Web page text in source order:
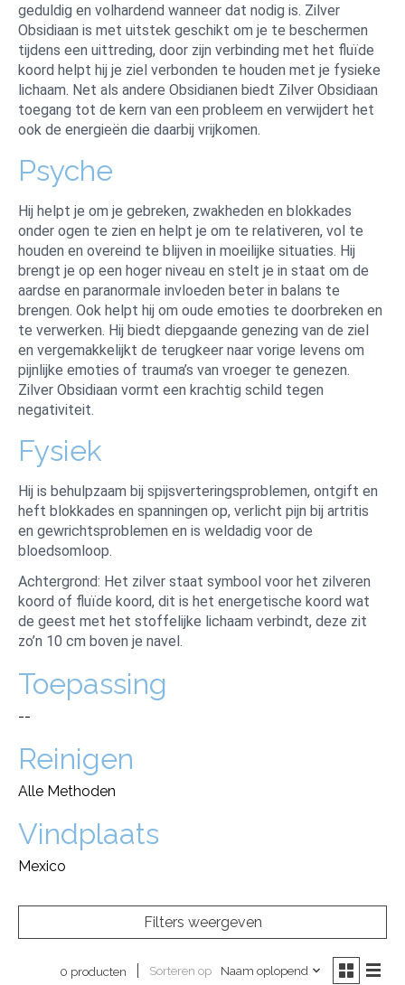
geduldig en volhardend wanneer dat nodig is. Zilver
Obsidiaan is met uitstek geschikt om je te beschermen
tijdens een uittreding, door zijn verbinding met het fluïde
koord helpt hij je ziel verbonden te houden met je fysieke
lichaam. Net als andere Obsidianen biedt Zilver Obsidiaan
toegang tot de kern van een probleem en verwijdert het
ook de energieën die daarbij vrijkomen.
Psyche
Hij helpt je om je gebreken, zwakheden en blokkades
onder ogen te zien en helpt je om te relativeren, vol te
houden en overeind te blijven in moeilijke situaties. Hij
brengt je op een hoger niveau en stelt je in staat om de
aardse en paranormale invloeden beter in balans te
brengen. Ook helpt hij om oude emoties te doorbreken en
te verwerken. Hij biedt diepgaande genezing van de ziel
en vergemakkelijkt de terugkeer naar vorige levens om
pijnlijke emoties of trauma’s van vroeger te genezen.
Zilver Obsidiaan vormt een krachtig schild tegen
negativiteit.
Fysiek
Hij is behulpzaam bij spijsverteringsproblemen, ontgift en
heft blokkades en spanningen op, verlicht pijn bij artritis
en gewrichtsproblemen en is weldadig voor de
bloedsomloop.
Achtergrond: Het zilver staat symbool voor het zilveren
koord of fluïde koord, dit is het energetische koord wat
de geest met het stoffelijke lichaam verbindt, deze zit
zo’n 10 cm boven je navel.
Toepassing
--
Reinigen
Alle Methoden
Vindplaats
Mexico
Filters weergeven
0 producten Sorteren op Naam oplopend